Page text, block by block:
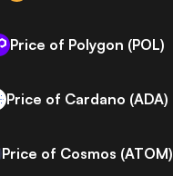
Price of Polygon (POL)
Price of Cardano (ADA)
Price of Cosmos (ATOM)